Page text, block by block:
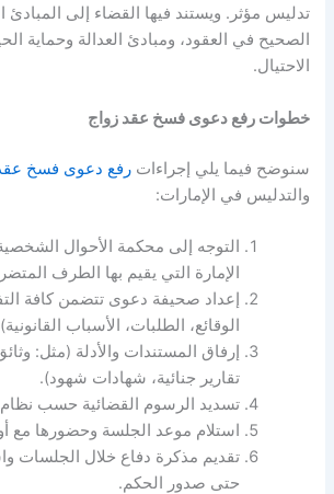
تدليس مؤثر. ويستند فيها القضاء إلى المبادئ
الصحيح في العقود، ومبادئ العدالة وحماية
الاحتيال.
خطوات رفع دعوى فسخ عقد زواج
سنوضح فيما يلي إجراءاترفع دعوى فسخ
والتدليس في الإمارات:
التوجه إلى محكمة الأحوال
الإمارة التي يقيم بها الطرف
إعداد صحيفة دعوى تتضمن كافة
الوقائع، الطلبات، الأسباب
إرفاق المستندات والأدلة (مثل:
تقارير جنائية، شهادات شهود).
تسديد الرسوم القضائية حسب
استلام موعد الجلسة وحضورها مع
تقديم مذكرة دفاع خلال الجلسات
حتى صدور الحكم.